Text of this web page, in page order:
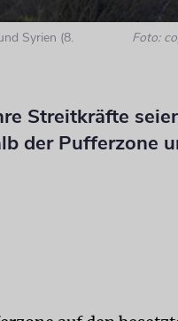
Syrien (8.
Foto:
Streitkräfte
der Pufferzone